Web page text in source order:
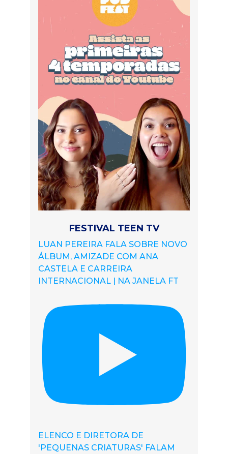
FESTIVAL TEEN TV
LUAN PEREIRA FALA SOBRE NOVO
ÁLBUM, AMIZADE COM ANA
CASTELA E CARREIRA
INTERNACIONAL | NA JANELA FT
ELENCO E DIRETORA DE
'PEQUENAS CRIATURAS' FALAM